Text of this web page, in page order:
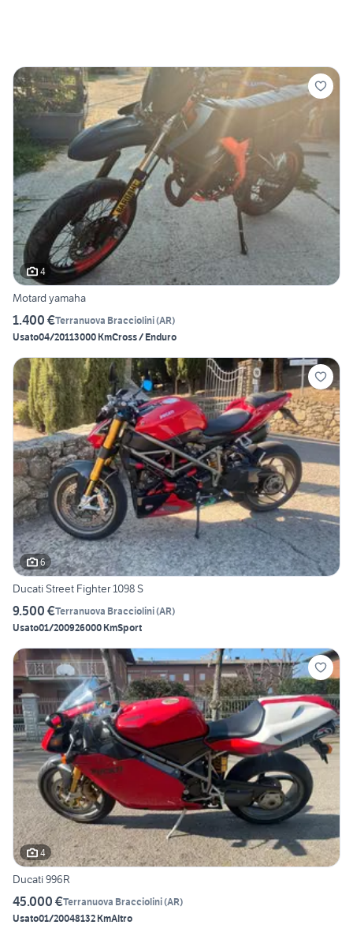
4
Motard yamaha
1.400 €Terranuova Bracciolini(AR)
Usato04/20113000 KmCross / Enduro
6
Ducati Street Fighter 1098 S
9.500 €Terranuova Bracciolini(AR)
Usato01/200926000 KmSport
4
Ducati 996R
45.000 €Terranuova Bracciolini(AR)
Usato01/20048132 KmAltro